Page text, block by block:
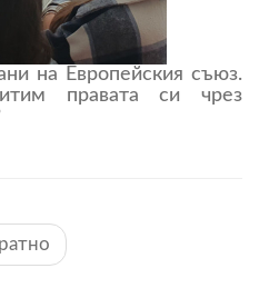
на Европейския съюз.
правата си чрез